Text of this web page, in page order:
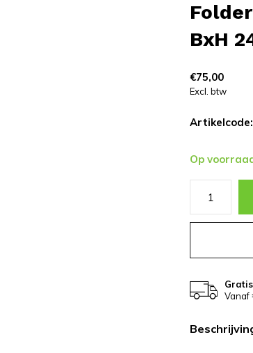
BxH
€75,00
Excl. btw
Artikelcode:
Op
Vanaf